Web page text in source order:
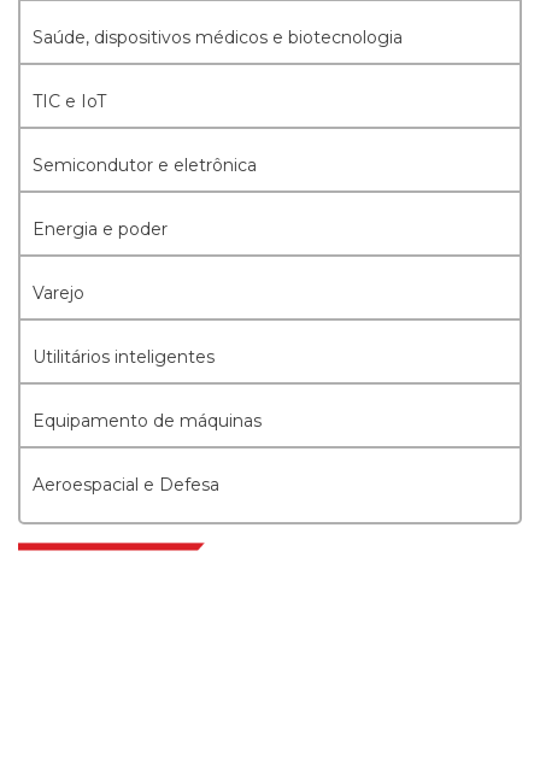
Saúde, dispositivos médicos e biotecnologia
TIC e IoT
Semicondutor e eletrônica
Energia e poder
Varejo
Utilitários inteligentes
Equipamento de máquinas
Aeroespacial e Defesa